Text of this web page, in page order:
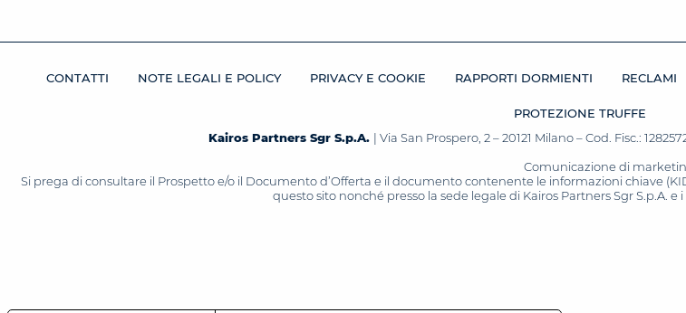
CONTATTI NOTE LEGALI E POLICY PRIVACY E COOKIE RAPPORTI DORMIENTI RECLAMI
PROTEZIONE TRUFFE
Kairos Partners Sgr S.p.A. | Via San Prospero, 2 – 20121 Milano – Cod. Fisc.:
Comunicazione di
Si prega di consultare il Prospetto e/o il Documento d’Offerta e il documento contenente le informazioni chiave
questo sito nonché presso la sede legale di Kairos Partners Sgr S.p.A.